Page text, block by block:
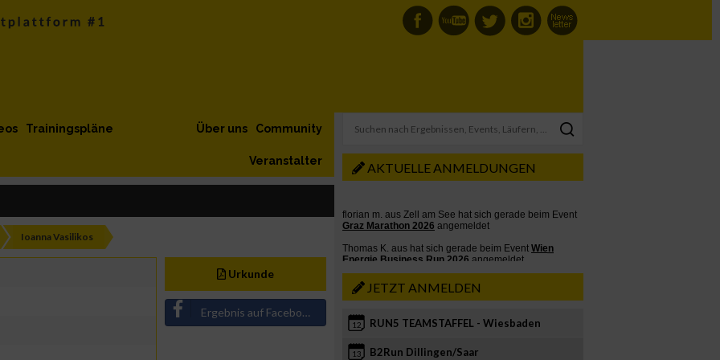
Trainingspläne Community
Über uns
Veranstalter
Ioanna Vasilikos
Urkunde
Ergebnis auf Facebook teilen
AKTUELLE ANMELDUNGEN
JETZT ANMELDEN
12 RUN5 TEAMSTAFFEL - Wiesbaden
13 B2Run Dillingen/Saar